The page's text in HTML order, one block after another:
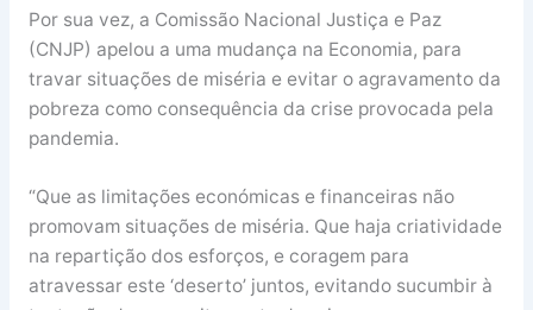
Por sua vez, a Comissão Nacional Justiça e Paz
(CNJP) apelou a uma mudança na Economia, para
travar situações de miséria e evitar o agravamento da
pobreza como consequência da crise provocada pela
pandemia.
“Que as limitações económicas e financeiras não
promovam situações de miséria. Que haja criatividade
na repartição dos esforços, e coragem para
atravessar este ‘deserto’ juntos, evitando sucumbir à